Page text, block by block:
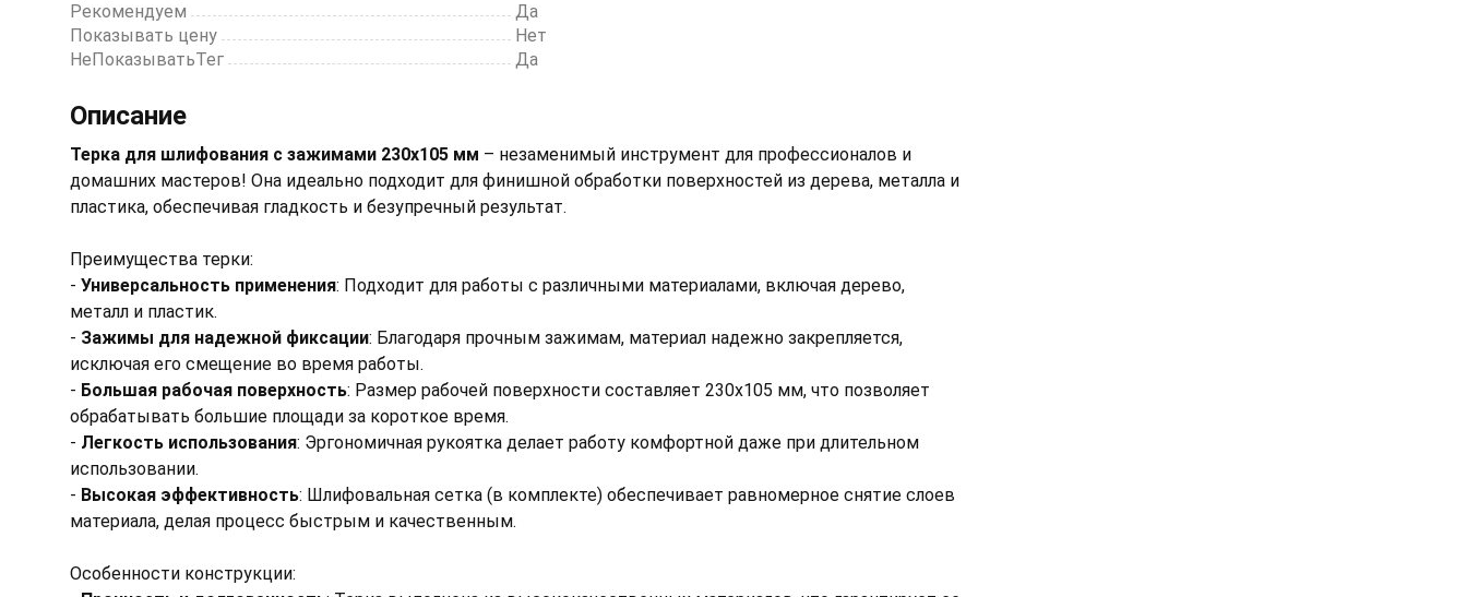
Рекомендуем
Да
Показывать цену
Нет
НеПоказыватьТег
Да
Описание
Терка для шлифования с зажимами 230х105 мм – незаменимый инструмент для профессионалов и
домашних мастеров! Она идеально подходит для финишной обработки поверхностей из дерева, металла и
пластика, обеспечивая гладкость и безупречный результат.
Преимущества терки:
- Универсальность применения: Подходит для работы с различными материалами, включая дерево,
металл и пластик.
- Зажимы для надежной фиксации: Благодаря прочным зажимам, материал надежно закрепляется,
исключая его смещение во время работы.
- Большая рабочая поверхность: Размер рабочей поверхности составляет 230х105 мм, что позволяет
обрабатывать большие площади за короткое время.
- Легкость использования: Эргономичная рукоятка делает работу комфортной даже при длительном
использовании.
- Высокая эффективность: Шлифовальная сетка (в комплекте) обеспечивает равномерное снятие слоев
материала, делая процесс быстрым и качественным.
Особенности конструкции: